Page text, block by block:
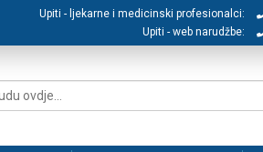
Upiti - ljekarne i medicinski profesionalci:
Upiti - web narudžbe: